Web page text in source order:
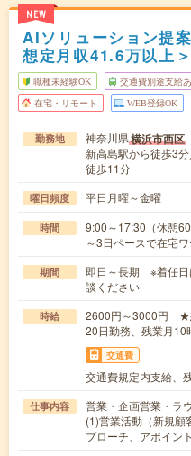
NEW
AIソリューション提
想定月収41.6万以上＞
職種未経験OK 交通費別途支給
在宅・リモート WEB登録OK
勤務地 神奈川県横浜市西区
新高島駅から徒歩3
徒歩11分
曜日頻度 平日月曜～金曜
時間
9:00～17:30（休憩
～3日ペースで在宅
期間
即日～長期 ※着任日
談ください
時給
2600円～3000円 ★
20日勤務、残業月10
交通費
交通費規定内支給、
仕事内容
営業・企画営業・ラ
(1)営業活動（新規顧
プローチ、アポイン